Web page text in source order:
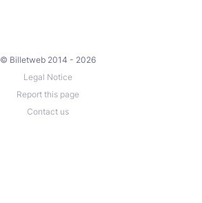
© Billetweb 2014 - 2026
Legal Notice
Report this page
Contact us